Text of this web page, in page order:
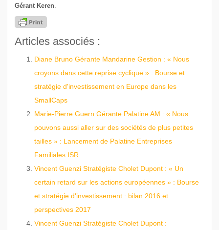
Gérant Keren.
Articles associés :
Diane Bruno Gérante Mandarine Gestion : « Nous
croyons dans cette reprise cyclique » : Bourse et
stratégie d'investissement en Europe dans les
SmallCaps
Marie-Pierre Guern Gérante Palatine AM : « Nous
pouvons aussi aller sur des sociétés de plus petites
tailles » : Lancement de Palatine Entreprises
Familiales ISR
Vincent Guenzi Stratégiste Cholet Dupont : « Un
certain retard sur les actions européennes » : Bourse
et stratégie d'investissement : bilan 2016 et
perspectives 2017
Vincent Guenzi Stratégiste Cholet Dupont :